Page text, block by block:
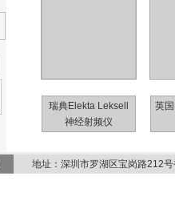
瑞典Elekta Leksell
神经射频仪
英
地址：深圳市罗湖区宝岗路212